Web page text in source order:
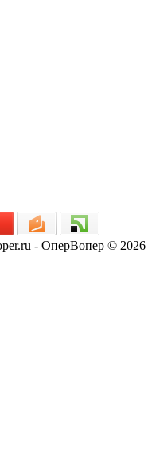
- ОперВопер © 2026